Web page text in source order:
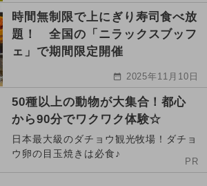
時間無制限で上にぎり寿司食べ放
題！ 全国の「ニラックスブッフ
ェ」で期間限定開催
2025年11月10日
50種以上の動物が大集合！都心
から90分でワクワク体験☆
日本最大級のダチョウ観光牧場！ダチョ
ウ卵の目玉焼きは必食♪
PR